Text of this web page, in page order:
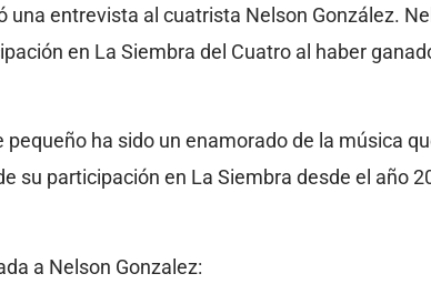
una entrevista al cuatrista Nelson González.
en La Siembra del Cuatro al haber
ha sido un enamorado de la música
su participación en La Siembra desde el año
a Nelson Gonzalez: